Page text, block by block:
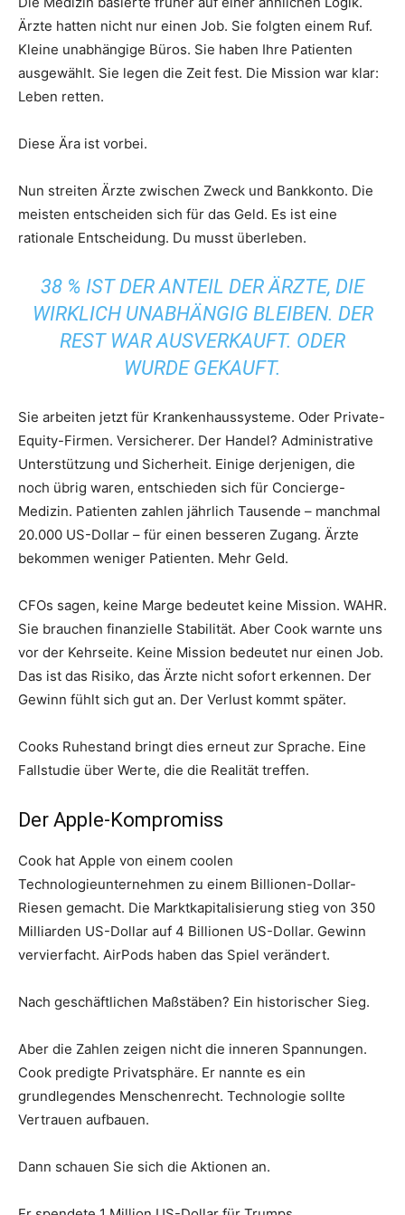
Ärzte hatten nicht nur einen Job. Sie folgten einem Ruf.
Kleine unabhängige Büros. Sie haben Ihre Patienten
ausgewählt. Sie legen die Zeit fest. Die Mission war klar:
Leben retten.
Diese Ära ist vorbei.
Nun streiten Ärzte zwischen Zweck und Bankkonto. Die
meisten entscheiden sich für das Geld. Es ist eine
rationale Entscheidung. Du musst überleben.
38 % IST DER ANTEIL DER ÄRZTE, DIE
WIRKLICH UNABHÄNGIG BLEIBEN. DER
REST WAR AUSVERKAUFT. ODER
WURDE GEKAUFT.
Sie arbeiten jetzt für Krankenhaussysteme. Oder Private-
Equity-Firmen. Versicherer. Der Handel? Administrative
Unterstützung und Sicherheit. Einige derjenigen, die
noch übrig waren, entschieden sich für Concierge-
Medizin. Patienten zahlen jährlich Tausende – manchmal
20.000 US-Dollar – für einen besseren Zugang. Ärzte
bekommen weniger Patienten. Mehr Geld.
CFOs sagen, keine Marge bedeutet keine Mission. WAHR.
Sie brauchen finanzielle Stabilität. Aber Cook warnte uns
vor der Kehrseite. Keine Mission bedeutet nur einen Job.
Das ist das Risiko, das Ärzte nicht sofort erkennen. Der
Gewinn fühlt sich gut an. Der Verlust kommt später.
Cooks Ruhestand bringt dies erneut zur Sprache. Eine
Fallstudie über Werte, die die Realität treffen.
Der Apple-Kompromiss
Cook hat Apple von einem coolen
Technologieunternehmen zu einem Billionen-Dollar-
Riesen gemacht. Die Marktkapitalisierung stieg von 350
Milliarden US-Dollar auf 4 Billionen US-Dollar. Gewinn
vervierfacht. AirPods haben das Spiel verändert.
Nach geschäftlichen Maßstäben? Ein historischer Sieg.
Aber die Zahlen zeigen nicht die inneren Spannungen.
Cook predigte Privatsphäre. Er nannte es ein
grundlegendes Menschenrecht. Technologie sollte
Vertrauen aufbauen.
Dann schauen Sie sich die Aktionen an.